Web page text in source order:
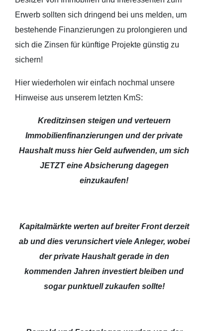
Erwerb sollten sich dringend bei uns melden, um
bestehende Finanzierungen zu prolongieren und
sich die Zinsen für künftige Projekte günstig zu
sichern!
Hier wiederholen wir einfach nochmal unsere
Hinweise aus unserem letzten KmS:
Kreditzinsen steigen und verteuern
Immobilienfinanzierungen und der private
Haushalt muss hier Geld aufwenden, um sich
JETZT eine Absicherung dagegen
einzukaufen!
Kapitalmärkte werten auf breiter Front derzeit
ab und dies verunsichert viele Anleger, wobei
der private Haushalt gerade in den
kommenden Jahren investiert bleiben und
sogar punktuell zukaufen sollte!